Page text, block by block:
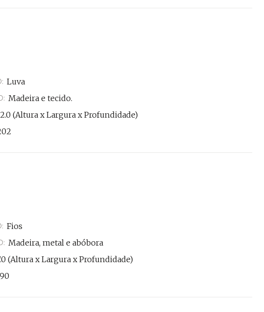
Luva
Madeira e tecido.
(Altura x Largura x Profundidade)
Fios
Madeira, metal e abóbora
(Altura x Largura x Profundidade)